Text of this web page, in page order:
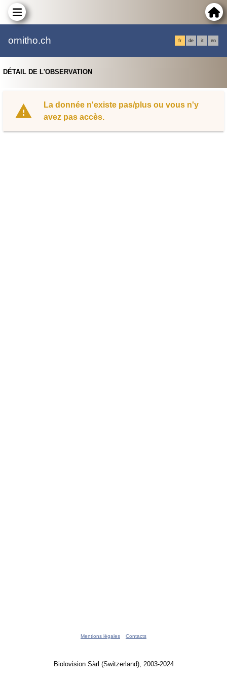
ornitho.ch fr de it en
DÉTAIL DE L'OBSERVATION
La donnée n'existe pas/plus ou vous n'y
avez pas accès.
Mentions légales Contacts
Biolovision Sàrl (Switzerland), 2003-2024